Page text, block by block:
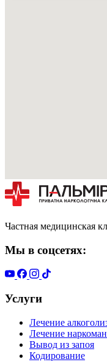
Частная медицинская
Мы в соцсетях:
Услуги
Лечение
Лечение
Вывод из запоя
Кодирование